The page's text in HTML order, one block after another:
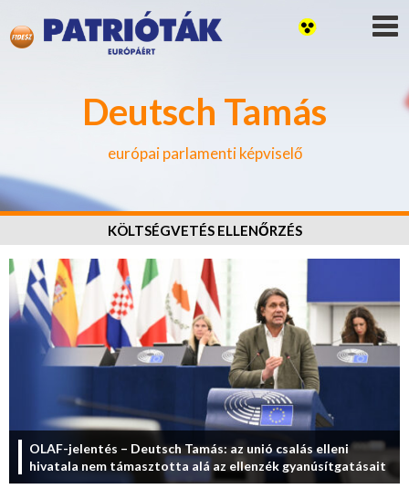
Deutsch Tamás
európai parlamenti képviselő
KÖLTSÉGVETÉS ELLENŐRZÉS
OLAF-jelentés – Deutsch Tamás: az unió csalás elleni
hivatala nem támasztotta alá az ellenzék gyanúsítgatásait